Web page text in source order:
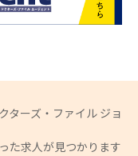
ターズ・ファイル ジョ
た求人が見つかります